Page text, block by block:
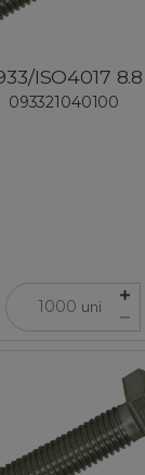
ISO4017
093321040100
uni